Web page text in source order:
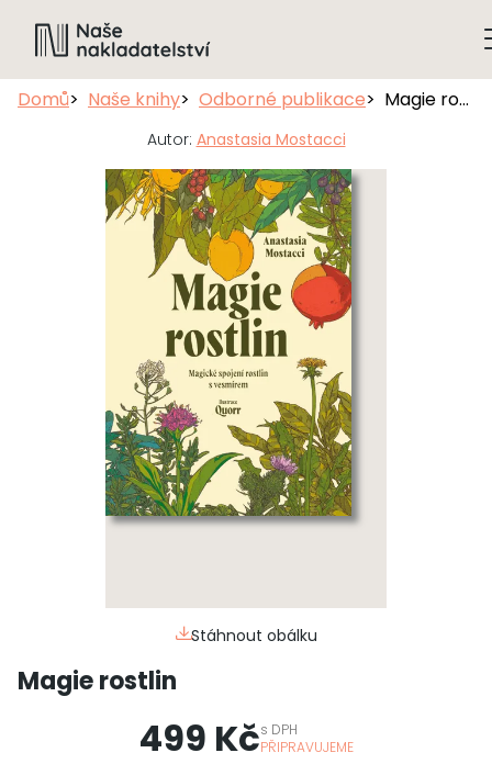
Domů Naše knihy Odborné publikace Magie rostlin
Autor: Anastasia Mostacci
Stáhnout obálku
Magie rostlin
499 Kčs DPH
PŘIPRAVUJEME